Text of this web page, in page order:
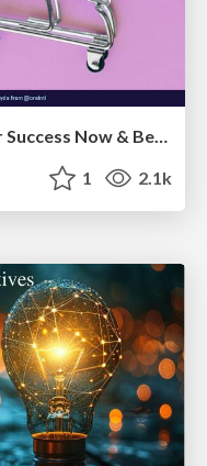
Ecommerce SEO: The Keys for Success Now & Beyond - #SERPConf2024
1 2.1k